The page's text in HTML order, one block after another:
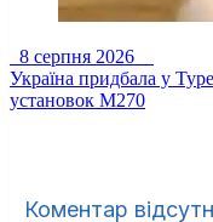
8 серпня 2026
Україна придбала у
установок M270